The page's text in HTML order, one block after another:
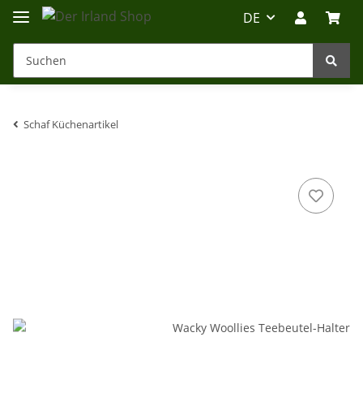
DE
Schaf Küchenartikel